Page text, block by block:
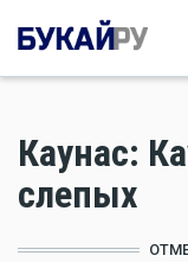
Каунас:
слепых